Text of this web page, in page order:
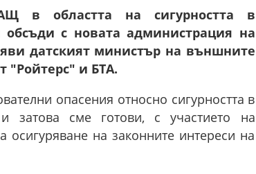
в областта на сигурността в
с новата администрация на
датският министър на външните
"Ройтерс" и БТА.
опасения относно сигурността в
затова сме готови, с участието на
на законните интереси на